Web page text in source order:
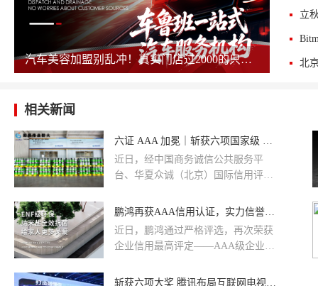
汽车美容加盟别乱冲！真实门店过2000的只剩这几家，其余慎碰！
相关新闻
六证 AAA 加冕｜斩获六项国家级 AAA 信用认证，筑牢建材行业信用标杆
近日，经中国商务诚信公共服务平
台、华夏众诚（北京）国际信用评价
过企业征信大数据筛查、经营资料审
示全流程严苛考评，拓展伟业一次性
斩获诚信经营示范 AAA 单位、重服
鹏鸿再获AAA信用认证，实力信誉双肯定
近日，鹏鸿通过严格评选，再次荣获
企业信用最高评定——AAA级企业信
信、注重企业信用的肯定与认可。
斩获六项大奖 腾讯布局互联网电视蓄势而发